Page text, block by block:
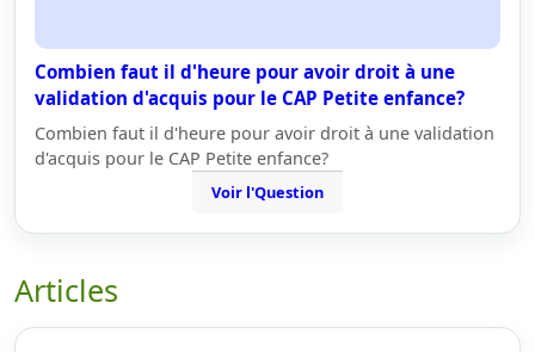
Combien faut il d'heure pour avoir droit à une
validation d'acquis pour le CAP Petite enfance?
Combien faut il d'heure pour avoir droit à une validation
d'acquis pour le CAP Petite enfance?
Voir l'Question
Articles